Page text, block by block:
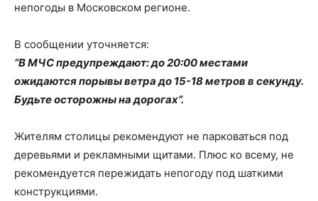
непогоды в Московском регионе.
В сообщении уточняется:
“В МЧС предупреждают: до 20:00 местами
ожидаются порывы ветра до 15-18 метров в секунду.
Будьте осторожны на дорогах”.
Жителям столицы рекомендуют не парковаться под
деревьями и рекламными щитами. Плюс ко всему, не
рекомендуется пережидать непогоду под шаткими
конструкциями.